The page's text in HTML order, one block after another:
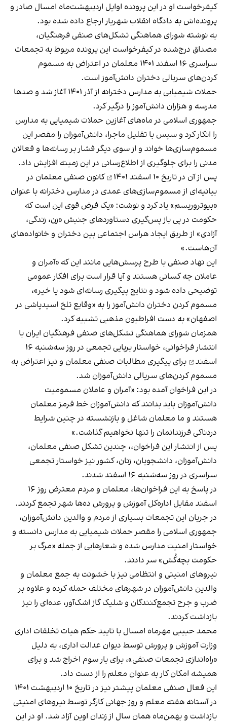
کیفرخواست او در این پرونده اوایل اردیبهشت‌ماه امسال صادر و
پرونده‌اش به دادگاه انقلاب شهریار ارجاع داده شده بود.
به نوشته شورای هماهنگی تشکل‌های صنفی فرهنگیان،
مصداق درج‌شده در کیفرخواست این پرونده مربوط به تجمعات
سراسری ۱۶ اسفند ۱۴۰۱ معلمان در اعتراض به مسموم
کردن‌های سریالی دختران دانش‌آموز است.
حملات شیمیایی به مدارس دخترانه از آذر ۱۴۰۱ آغاز شد و صدها
مدرسه و هزاران دانش‌آموز را درگیر کرد.
جمهوری اسلامی در ماه‌های آغازین حملات شیمیایی به مدارس
را انکار کرد و سپس با تقلیل ماجرا، دانش‌آموزان را مقصر این
مسموم‌سازی‌ها خواند و از سوی دیگر فشار بر رسانه‌ها و فعالان
مدنی را برای جلوگیری از اطلاع‌رسانی در این زمینه افزایش داد.
پس از آن در تاریخ ۱۰ اسفند ۱۴۰۱
کانون صنفی معلمان در
بیانیه‌ای از مسموم‌سازی‌های عمدی در مدارس دخترانه با عنوان
«بیوتروریسم» یاد کرد و نوشت: «یک فرض قوی این است که
حکومت در پی باز پس‌گیری دستاوردهای جنبش «زن، زندگی،
آزادی» از طریق ایجاد هراس اجتماعی بین دختران و خانواده‌های
آن‌هاست.»
این نهاد صنفی با طرح پرسش‌هایی مانند این که «آمران و
عاملان چه کسانی هستند و آیا قرار است برای افکار عمومی
توضیحی داده شود و نتایج پیگیری رسانه‌ای شود یا خیر»،
مسموم کردن دختران دانش‌آموز را به «وقایع تلخ اسیدپاشی در
اصفهان» به دست افراطیون مذهبی تشبیه کرد.
همزمان شورای هماهنگی تشکل‌های صنفی فرهنگیان ایران با
انتشار فراخوانی، خواستار برپایی تجمعی در ر
وز سه‌شنبه ۱۶
اسفند
برای پیگیری مطالبات صنفی معلمان و نیز اعتراض به
مسموم کردن‌های سریالی دانش‌آموزان شد.
در این فراخوان آمده بود: «آمران و عاملان مسمومیت
دانش‌آموزان باید بدانند که دانش‌آموزان خط قرمز معلمان
هستند و ما معلمان شاغل و بازنشسته در چنین شرایط
دردناکی فرزندانمان را تنها نخواهیم گذاشت.»
پس از انتشار این فراخوان،، چندین تشکل صنفی معلمان،
دانش‌آموزان، دانشجویان، زنان، کشور نیز خواستار تجمعی
سراسری در روز سه‌شنبه ۱۶ اسفند شدند.
در پاسخ به این فراخوان‌ها، معلمان و مردم معترض روز ۱۶
اسفند مقابل اداره‌کل آموزش و پرورش ده‌ها شهر تجمع کردند.
در جریان این تجمعات بسیاری از مردم و والدین دانش‌آموزان،
جمهوری اسلامی را مقصر حملات شیمیایی به مدارس دانسته و
خواستار امنیت مدارس شده و شعارهایی از جمله «مرگ بر
حکومت بچه‌کُش» سر دادند.
نیروهای امنیتی و انتظامی نیز با‌ خشونت به جمع معلمان و
والدین دانش‌آموزان در شهرهای مختلف حمله کرده و علاوه بر
ضرب و جرح تجمع‌کنندگان و شلیک گاز اشک‌آور، عده‌ای را نیز
بازداشت کردند.
محمد حبیبی مهرماه امسال با تایید حکم هیات تخلفات اداری
وزارت آموزش و پرورش توسط دیوان عدالت اداری، به دلیل
«راه‌اندازی تجمعات صنفی»، برای بار سوم اخراج شد و برای
همیشه امکان کار به عنوان معلم را از دست داد.
این فعال صنفی معلمان پیشتر نیز در تاریخ ۱۰ اردیبهشت ۱۴۰۱
در آستانه هفته معلم و روز جهانی کارگر توسط نیروهای امنیتی
بازداشت و بهمن‌ماه همان سال از زندان اوین آزاد شد. او در این